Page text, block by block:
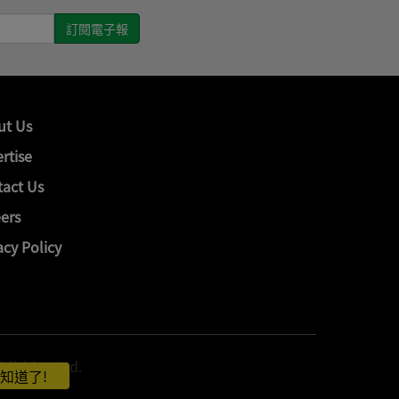
Us
Us
Policy
Ltd.
道了!